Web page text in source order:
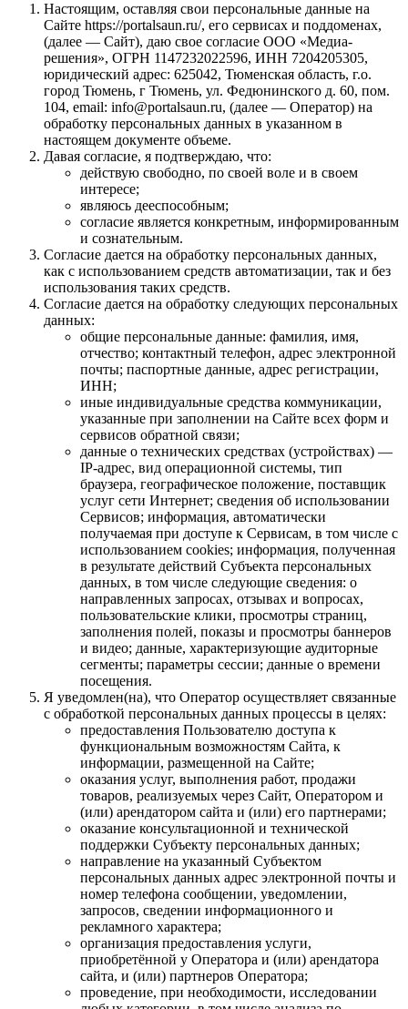
Настоящим, оставляя свои персональные данные на
Сайте https://portalsaun.ru/, его сервисах и поддоменах,
(далее — Сайт), даю свое согласие ООО «Медиа-
решения», ОГРН 1147232022596, ИНН 7204205305,
юридический адрес: 625042, Тюменская область, г.о.
город Тюмень, г Тюмень, ул. Федюнинского д. 60, пом.
104, email: info@portalsaun.ru, (далее — Оператор) на
обработку персональных данных в указанном в
настоящем документе объеме.
Давая согласие, я подтверждаю, что:
действую свободно, по своей воле и в своем
интересе;
являюсь дееспособным;
согласие является конкретным, информированным
и сознательным.
Согласие дается на обработку персональных данных,
как с использованием средств автоматизации, так и без
использования таких средств.
Согласие дается на обработку следующих персональных
данных:
общие персональные данные: фамилия, имя,
отчество; контактный телефон, адрес электронной
почты; паспортные данные, адрес регистрации,
ИНН;
иные индивидуальные средства коммуникации,
указанные при заполнении на Сайте всех форм и
сервисов обратной связи;
данные о технических средствах (устройствах) —
IP-адрес, вид операционной системы, тип
браузера, географическое положение, поставщик
услуг сети Интернет; сведения об использовании
Сервисов; информация, автоматически
получаемая при доступе к Сервисам, в том числе с
использованием cookies; информация, полученная
в результате действий Субъекта персональных
данных, в том числе следующие сведения: о
направленных запросах, отзывах и вопросах,
пользовательские клики, просмотры страниц,
заполнения полей, показы и просмотры баннеров
и видео; данные, характеризующие аудиторные
сегменты; параметры сессии; данные о времени
посещения.
Я уведомлен(на), что Оператор осуществляет связанные
с обработкой персональных данных процессы в целях:
предоставления Пользователю доступа к
функциональным возможностям Сайта, к
информации, размещенной на Сайте;
оказания услуг, выполнения работ, продажи
товаров, реализуемых через Сайт, Оператором и
(или) арендатором сайта и (или) его партнерами;
оказание консультационной и технической
поддержки Субъекту персональных данных;
направление на указанный Субъектом
персональных данных адрес электронной почты и
номер телефона сообщении, уведомлении,
запросов, сведении информационного и
рекламного характера;
организация предоставления услуги,
приобретённой у Оператора и (или) арендатора
сайта, и (или) партнеров Оператора;
проведение, при необходимости, исследовании